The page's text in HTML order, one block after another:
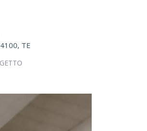
TE